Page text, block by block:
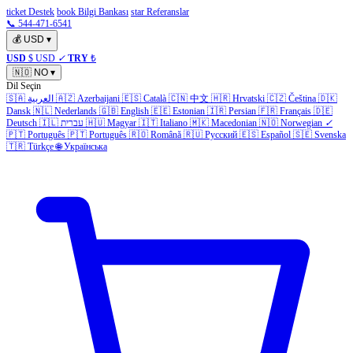
ticket Destek book Bilgi Bankası star Referanslar
📞 544-471-6541
💰 USD ▾
USD $ USD ✓ TRY ₺
🇳🇴 NO ▾
Dil Seçin
🇸🇦 العربية 🇦🇿 Azerbaijani 🇪🇸 Català 🇨🇳 中文 🇭🇷 Hrvatski 🇨🇿 Čeština 🇩🇰
Dansk 🇳🇱 Nederlands 🇬🇧 English 🇪🇪 Estonian 🇮🇷 Persian 🇫🇷 Français 🇩🇪
Deutsch 🇮🇱 עברית 🇭🇺 Magyar 🇮🇹 Italiano 🇲🇰 Macedonian 🇳🇴 Norwegian ✓
🇵🇹 Português 🇵🇹 Português 🇷🇴 Română 🇷🇺 Русский 🇪🇸 Español 🇸🇪 Svenska
🇹🇷 Türkçe 🌐 Українська